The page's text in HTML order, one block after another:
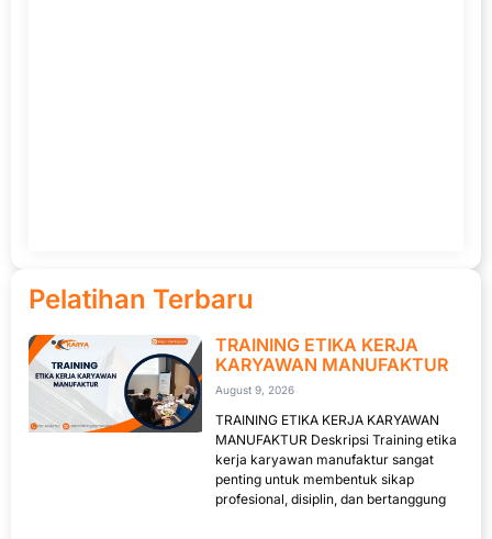
Pelatihan Terbaru
TRAINING ETIKA KERJA
KARYAWAN MANUFAKTUR
August 9, 2026
TRAINING ETIKA KERJA KARYAWAN
MANUFAKTUR Deskripsi Training etika
kerja karyawan manufaktur sangat
penting untuk membentuk sikap
profesional, disiplin, dan bertanggung